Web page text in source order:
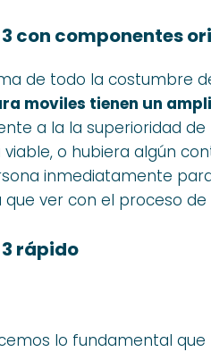
con componentes
de todo la costumbre
moviles tienen un
a la la superioridad de
o hubiera algún
inmediatamente
ver con el proceso de
rápido
lo fundamental